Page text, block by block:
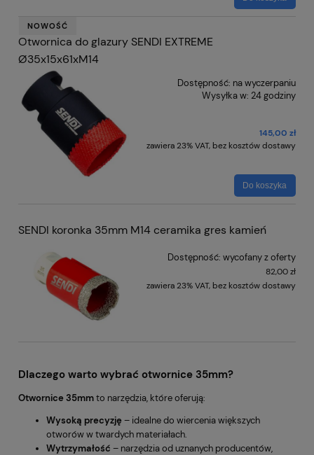
Otwornica do glazury SENDI EXTREME
Ø35x15x61xM14
Dostępność: na wyczerpaniu
Wysyłka w: 24 godziny
145,00 zł
zawiera 23% VAT, bez kosztów dostawy
Do koszyka
NOWOŚĆ
SENDI koronka 35mm M14 ceramika gres kamień
Dostępność: wycofany z oferty
82,00 zł
zawiera 23% VAT, bez kosztów dostawy
Dlaczego warto wybrać otwornice 35mm?
Otwornice 35mmto narzędzia, które oferują:
Wysoką precyzję– idealne do wiercenia większych
otworów w twardych materiałach.
Wytrzymałość – narzędzia od uznanych producentów,